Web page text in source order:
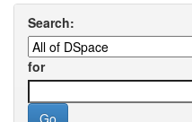
Search:
for